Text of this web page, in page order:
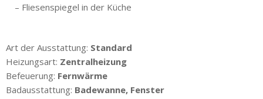
– Fliesenspiegel in der Küche
Art der Ausstattung: Standard
Heizungsart: Zentralheizung
Befeuerung: Fernwärme
Badausstattung: Badewanne, Fenster